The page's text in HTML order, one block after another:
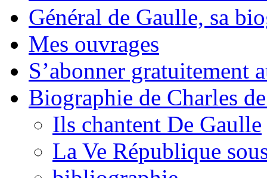
Général de Gaulle, sa
Mes ouvrages
S’abonner gratuitement
Biographie de Charles
Ils chantent De Gaulle
La Ve République